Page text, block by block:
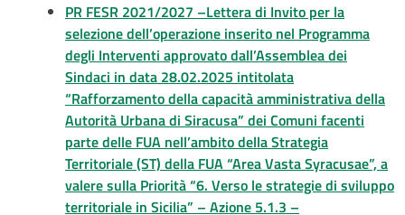
PR FESR 2021/2027 –Lettera di Invito per la
selezione dell’operazione inserito nel Programma
degli Interventi approvato dall’Assemblea dei
Sindaci in data 28.02.2025 intitolata
“Rafforzamento della capacità amministrativa della
Autorità Urbana di Siracusa” dei Comuni facenti
parte delle FUA nell’ambito della Strategia
Territoriale (ST) della FUA “Area Vasta Syracusae”, a
valere sulla Priorità “6. Verso le strategie di sviluppo
territoriale in Sicilia” – Azione 5.1.3 –